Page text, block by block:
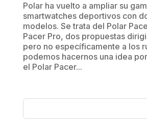
Polar ha vuelto a ampliar su
smartwatches deportivos con
modelos. Se trata del Polar
Pacer Pro, dos propuestas
pero no específicamente a los
podemos hacernos una idea
el Polar Pacer...